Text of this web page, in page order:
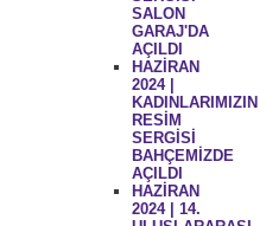
SALON
GARAJ'DA
AÇILDI
HAZİRAN
2024 |
KADINLARIMIZIN
RESİM
SERGİSİ
BAHÇEMİZDE
AÇILDI
HAZİRAN
2024 | 14.